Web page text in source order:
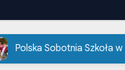
Szkoła w Kijowie